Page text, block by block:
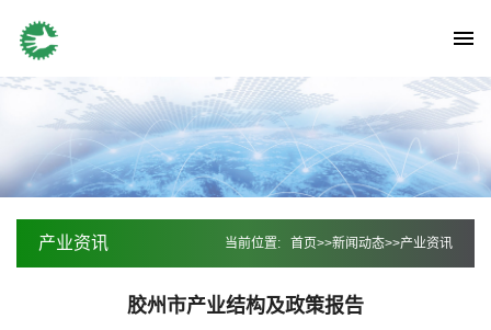
产业资讯 当前位置: 首页>>新闻动态>>产业资讯
胶州市产业结构及政策报告